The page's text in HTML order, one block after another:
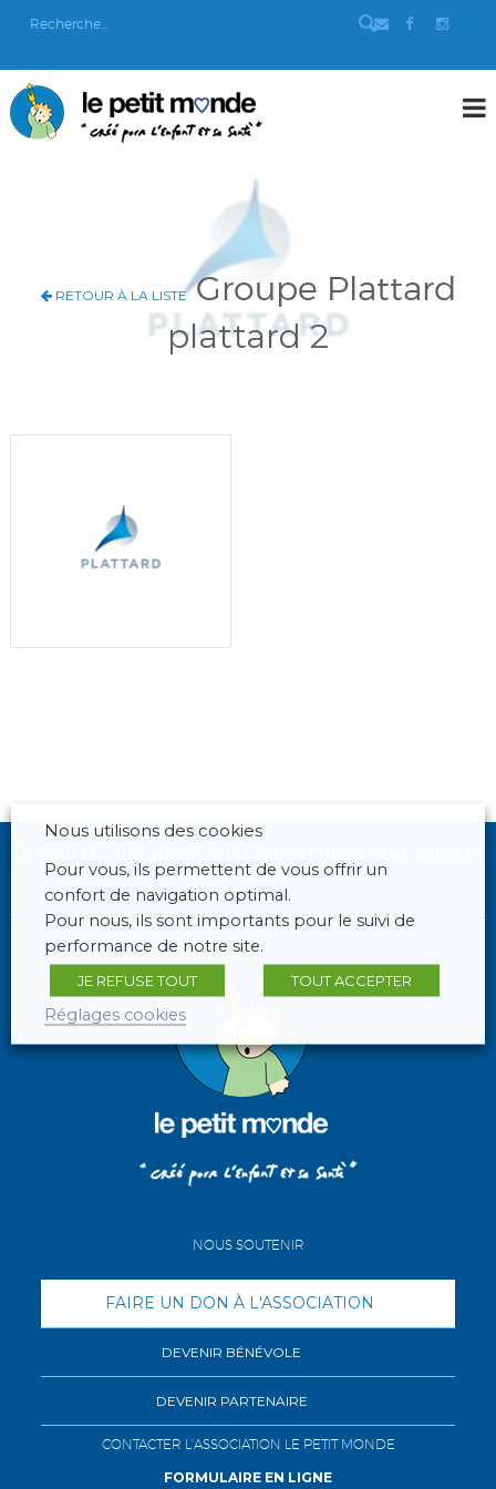
RETOUR À LA LISTEGroupe Plattard
plattard 2
de sa famille.
NOUS SOUTENIR
FAIRE UN DON À L'ASSOCIATION
DEVENIR BÉNÉVOLE
DEVENIR PARTENAIRE
CONTACTER L'ASSOCIATION LE PETIT MONDE
FORMULAIRE EN LIGNE
Nous utilisons des cookies
Pour vous, ils permettent de vous offrir un
confort de navigation optimal.
Pour nous, ils sont importants pour le suivi de
performance de notre site.
JE REFUSE TOUT TOUT ACCEPTER
Réglages cookies